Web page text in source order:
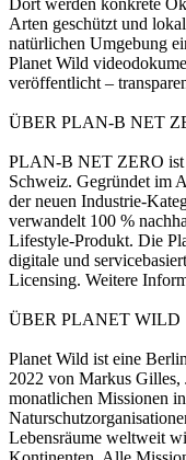
Arten geschützt und
natürlichen Umgebung
Planet Wild
veröffentlicht –
ÜBER PLAN-B NET
PLAN-B NET ZERO ist
Schweiz. Gegründet im
der neuen Industrie-
verwandelt 100 %
Lifestyle-Produkt. Die
digitale und
Licensing. Weitere
ÜBER PLANET WILD
Planet Wild ist eine
2022 von Markus Gilles,
monatlichen Missionen
Lebensräume weltweit